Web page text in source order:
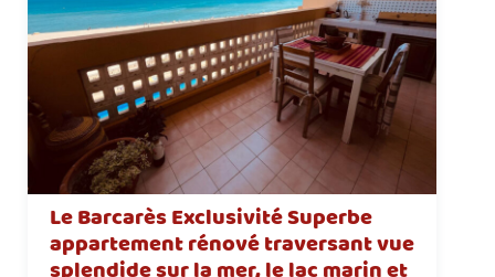
Le Barcarès Exclusivité Superbe
appartement rénové traversant vue